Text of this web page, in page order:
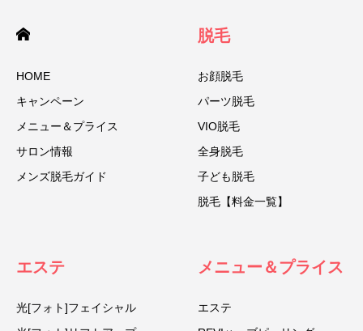
HOME
キャンペーン
メニュー＆プライス
サロン情報
メンズ脱毛ガイド
脱毛
お顔脱毛
パーツ脱毛
VIO脱毛
全身脱毛
子ども脱毛
脱毛【料金一覧】
エステ
光[フォト]フェイシャル
メニュー＆プライス
エステ